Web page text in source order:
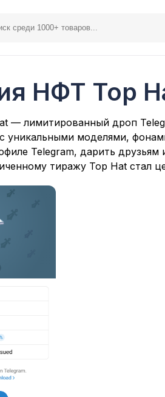
НФТ Top
— лимитированный дроп
уникальными моделями,
Telegram, дарить
тиражу Top Hat стал